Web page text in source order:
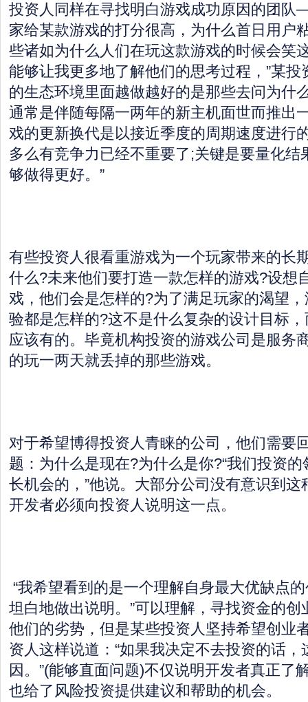
投资人同样在寻找明白游戏成功原因的团
家给某款游戏的打分很高，为什么首日用户
些诸如为什么人们在玩这款游戏的时候会笑
能够让我更多地了解他们的思考过程，”某投
的生态环境里面越做越好的是那些去问为什
通常是伴随每隔一两年的新主机面世而推出
戏的更新换代是以接近季度的周期速度进行
多么有竞争力已经不重要了;关键是要量化结
够做得更好。”
有些投资人很看重游戏为一个玩家带来的长
什么?未来他们要打造一款怎样的游戏?设想
戏，他们会是怎样的?为了满足玩家的渴望
验都是怎样的?这不是什么复杂的设计目标
应该有的。毕竟机构投资的游戏公司是服务
的玩一两天就丢掉的那些游戏。
对于希望博得投资人青睐的公司，他们需要
题：为什么是现在?为什么是你?“我们投资
长机会的，”他说。大部分公司没有意识到
开发者必须向投资人说明这一点。
“我希望看到的是一个理解自身最大优缺点
坦白地做出说明。”可以理解，寻找资金的
他们的劣势，但是某些投资人坚持希望创业
资人这样说道：“如果我决定不去投资的话
因。”(能够直面问题)不仅说明开发者真正了
也给了风险投资提供建议和帮助的机会。